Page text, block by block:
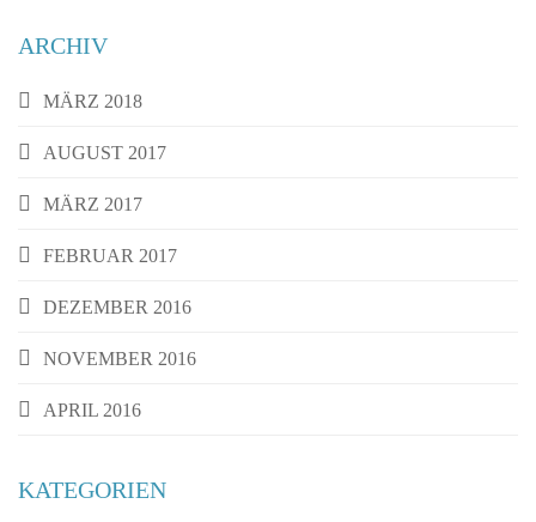
ARCHIV
MÄRZ 2018
AUGUST 2017
MÄRZ 2017
FEBRUAR 2017
DEZEMBER 2016
NOVEMBER 2016
APRIL 2016
KATEGORIEN